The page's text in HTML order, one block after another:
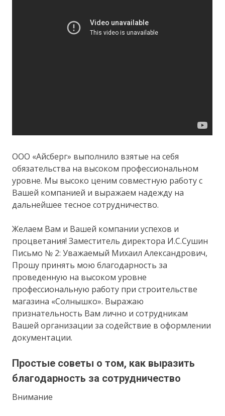
ООО «Айсберг» выполнило взятые на себя
обязательства на высоком профессиональном
уровне. Мы высоко ценим совместную работу с
Вашей компанией и выражаем надежду на
дальнейшее тесное сотрудничество.
Желаем Вам и Вашей компании успехов и
процветания! Заместитель директора И.С.Сушин
Письмо № 2: Уважаемый Михаил Александрович,
Прошу принять мою благодарность за
проведенную на высоком уровне
профессиональную работу при строительстве
магазина «Солнышко». Выражаю
признательность Вам лично и сотрудникам
Вашей организации за содействие в оформлении
документации.
Простые советы о том, как выразить
благодарность за сотрудничество
Внимание